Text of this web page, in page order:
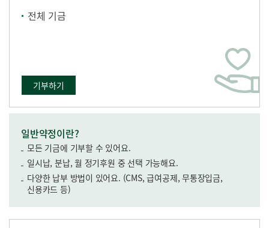
전체 기금
기부하기
일반약정이란?
모든 기금에 기부할 수 있어요.
일시납, 분납, 월 정기후원 중 선택 가능해요.
다양한 납부 방법이 있어요. (CMS, 급여공제, 무통장입금,
신용카드 등)